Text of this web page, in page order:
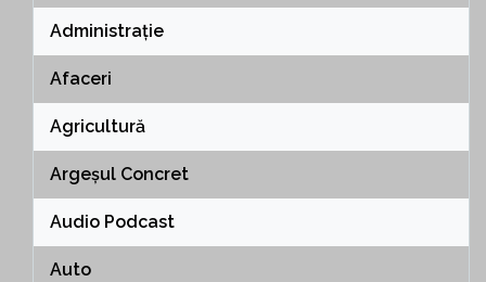
Administrație
Afaceri
Agricultură
Argeșul Concret
Audio Podcast
Auto